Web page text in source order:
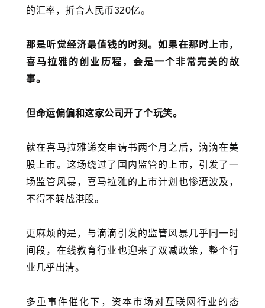
的汇率，折合人民币320亿。
那是听觉经济最值钱的时刻。如果在那时上市，
喜马拉雅的创业历程，会是一个非常完美的故
事。
但命运偏偏和这家公司开了个玩笑。
就在喜马拉雅递交申请书两个月之后，滴滴在美
股上市。这场绕过了国内监管的上市，引发了一
场监管风暴，喜马拉雅的上市计划也惨遭波及，
不得不转战港股。
更麻烦的是，与滴滴引发的监管风暴几乎同一时
间段，在线教育行业也迎来了双减政策，整个行
业几乎出清。
多重事件催化下，资本市场对互联网行业的态